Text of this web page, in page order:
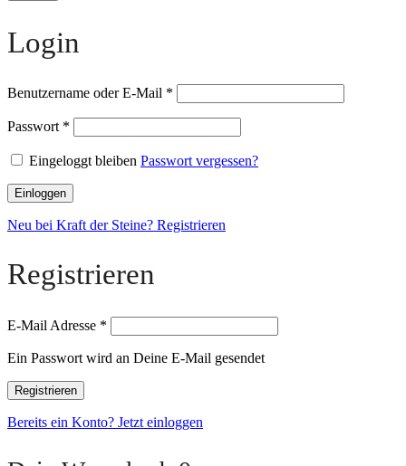
Login
Benutzername oder E-Mail *
Passwort *
Eingeloggt bleiben Passwort vergessen?
Einloggen
Neu bei Kraft der Steine? Registrieren
Registrieren
E-Mail Adresse *
Ein Passwort wird an Deine E-Mail gesendet
Registrieren
Bereits ein Konto? Jetzt einloggen